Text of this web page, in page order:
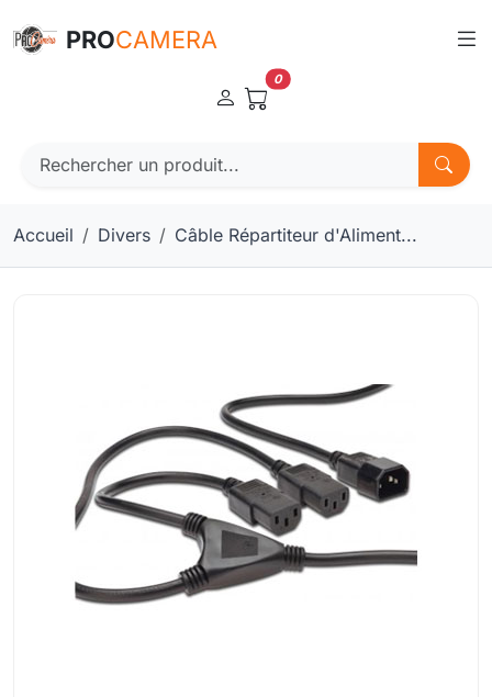
PROCAMERA
0
Accueil Divers Câble Répartiteur d'Aliment...